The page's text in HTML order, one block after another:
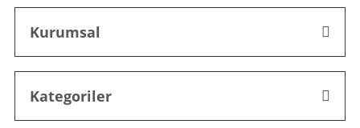
Kurumsal
Kategoriler